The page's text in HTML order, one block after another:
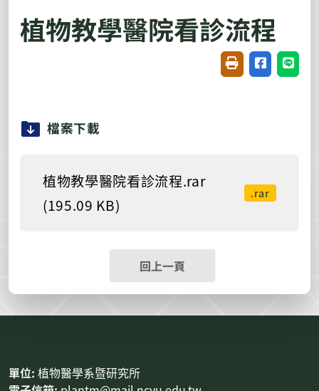
植物教學醫院看診流程
友善列印(開新視
分享至臉書
分享
檔案下載
植物教學醫院看診流程.rar
(195.09 KB)
.rar
回上一頁
單位: 植物醫學系暨研究所